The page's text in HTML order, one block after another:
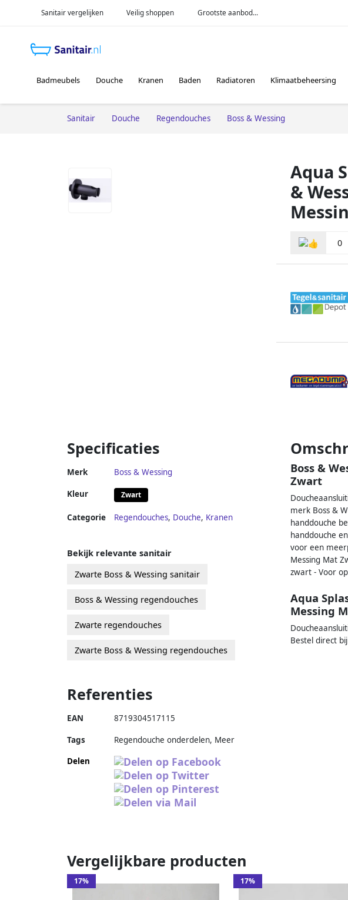
Sanitair vergelijken Veilig shoppen Grootste aanbod...
Badmeubels Douche Kranen Baden Radiatoren Klimaatbeheersing
Sanitair Douche Regendouches Boss & Wessing
Aqua
&
0
Specificaties
Merk Boss & Wessing
Kleur Zwart
Categorie Regendouches, Douche, Kranen
Boss &
Zwart
merk Boss &
handdouche
handdouche
voor een
Messing Mat
zwart - Voor
Aqua
Messing
Bestel direct
Bekijk relevante sanitair
Zwarte Boss & Wessing sanitair
Boss & Wessing regendouches
Zwarte regendouches
Zwarte Boss & Wessing regendouches
Referenties
EAN 8719304517115
Tags
Regendouche onderdelen, Meer
Delen
Vergelijkbare producten
17% 17%